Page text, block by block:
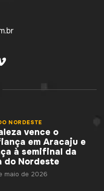
NORDESTE
vence o
em Aracaju e
à semifinal da
do Nordeste
maio de 2026